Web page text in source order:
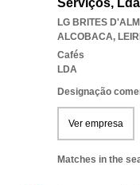
Serviços, Lda
LG BRITES
ALCOBACA,
Cafés
LDA
Designação
Ver empresa
Matches in the